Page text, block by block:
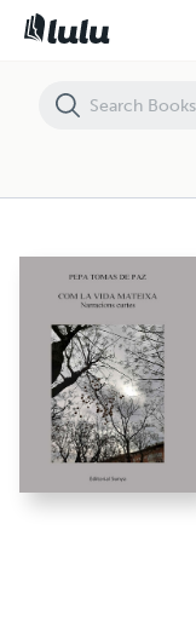
COM LA VIDA MATEIXA